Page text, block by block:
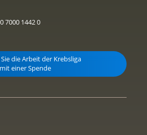
7000 1442 0
die Arbeit der Krebsliga
einer Spende